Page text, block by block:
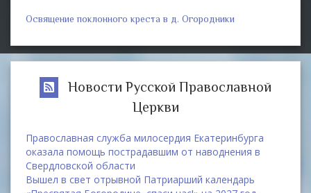
Освящение поклонного креста в д. Огородники
Новости Русской Православной
Церкви
Православная служба милосердия Екатеринбурга
оказала помощь пострадавшим от наводнения в
Свердловской области
Вышел в свет отрывной Патриарший календарь